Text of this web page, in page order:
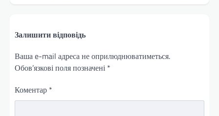
Залишити відповідь
Ваша e-mail адреса не оприлюднюватиметься.
Обов’язкові поля позначені *
Коментар *